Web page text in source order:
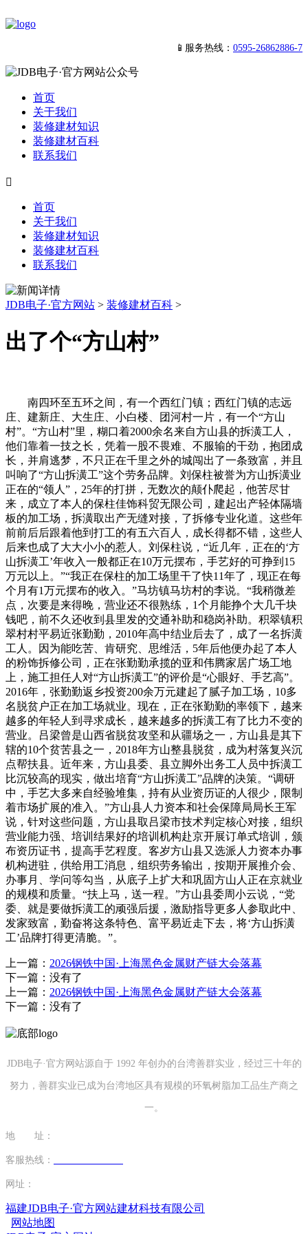
📱服务热线： 0595-26862886-7
首页
关于我们
装修建材知识
装修建材百科
联系我们

首页
关于我们
装修建材知识
装修建材百科
联系我们
JDB电子·官方网站 > 装修建材百科 >
出了个“方山村”
南四环至五环之间，有一个西红门镇；西红门镇的志远
庄、建新庄、大生庄、小白楼、团河村一片，有一个“方山
村”。“方山村”里，糊口着2000余名来自方山县的拆潢工人，
他们靠着一技之长，凭着一股不畏难、不服输的干劲，抱团成
长，并肩逃梦，不只正在千里之外的城闯出了一条致富，并且
叫响了“方山拆潢工”这个劳务品牌。刘保柱被誉为方山拆潢业
正在的“领人”，25年的打拼，无数次的颠仆爬起，他苦尽甘
来，成立了本人的保柱佳饰科贸无限公司，建起出产轻体隔墙
板的加工场，拆潢取出产无缝对接，了拆修专业化道。这些年
前前后后跟着他到打工的有五六百人，成长得都不错，这些人
后来也成了大大小小的惹人。刘保柱说，“近几年，正在的‘方
山拆潢工’年收入一般都正在10万元摆布，手艺好的可挣到15
万元以上。”“我正在保柱的加工场里干了快11年了，现正在每
个月有1万元摆布的收入。”马坊镇马坊村的李说。“我稍微差
点，次要是来得晚，营业还不很熟练，1个月能挣个大几千块
钱吧，前不久还收到县里发的交通补助和稳岗补助。积翠镇积
翠村村平易近张勤勤，2010年高中结业后去了，成了一名拆潢
工人。因为能吃苦、肯研究、思维活，5年后他便办起了本人
的粉饰拆修公司，正在张勤勤承揽的亚和伟腾家居广场工地
上，施工担任人对“方山拆潢工”的评价是“心眼好、手艺高”。
2016年，张勤勤返乡投资200余万元建起了腻子加工场，10多
名脱贫户正在加工场就业。现在，正在张勤勤的率领下，越来
越多的年轻人到寻求成长，越来越多的拆潢工有了比力不变的
营业。吕梁曾是山西省脱贫攻坚和从疆场之一，方山县是其下
辖的10个贫苦县之一，2018年方山整县脱贫，成为村落复兴沉
点帮扶县。近年来，方山县委、县立脚外出务工人员中拆潢工
比沉较高的现实，做出培育“方山拆潢工”品牌的决策。“调研
中，手艺大多来自经验堆集，持有从业资历证的人很少，限制
着市场扩展的准入。”方山县人力资本和社会保障局局长王军
说，针对这些问题，方山县取吕梁市技术判定核心对接，组织
营业能力强、培训结果好的培训机构赴京开展订单式培训，颁
布资历证书，提高手艺程度。客岁方山县又选派人力资本办事
机构进驻，供给用工消息，组织劳务输出，按期开展推介会、
办事月、学问等勾当，从底子上扩大和巩固方山人正在京就业
的规模和质量。“扶上马，送一程。”方山县委周小云说，“党
委、就是要做拆潢工的顽强后援，激励指导更多人参取此中、
发家致富，勤奋将这条特色、富平易近走下去，将‘方山拆潢
工’品牌打得更清脆。”。
上一篇： 2026钢铁中国·上海黑色金属财产链大会落幕
下一篇：没有了
上一篇： 2026钢铁中国·上海黑色金属财产链大会落幕
下一篇：没有了
JDB电子·官方网站源自于 1992 年创办的台湾善群实业，经过三十年的
努力，善群实业已成为台湾地区具有规模的环氧树脂加工品生产商之
一。
地 址：
客服热线：
网址：
福建JDB电子·官方网站建材科技有限公司
网站地图